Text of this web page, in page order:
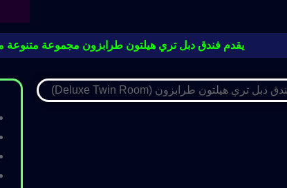
يقدم فندق دبل تري هيلتون طرابزون مجموعة متنوعة من